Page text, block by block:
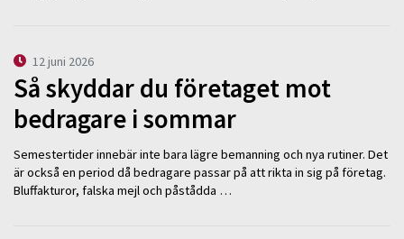
12 juni 2026
Så skyddar du företaget mot
bedragare i sommar
Semestertider innebär inte bara lägre bemanning och nya rutiner. Det
är också en period då bedragare passar på att rikta in sig på företag.
Bluffakturor, falska mejl och påstådda …